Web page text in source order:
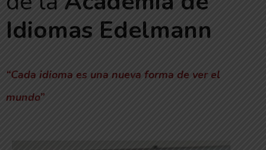
Idiomas Edelmann
“Cada idioma es una nueva forma de ver el
mundo”